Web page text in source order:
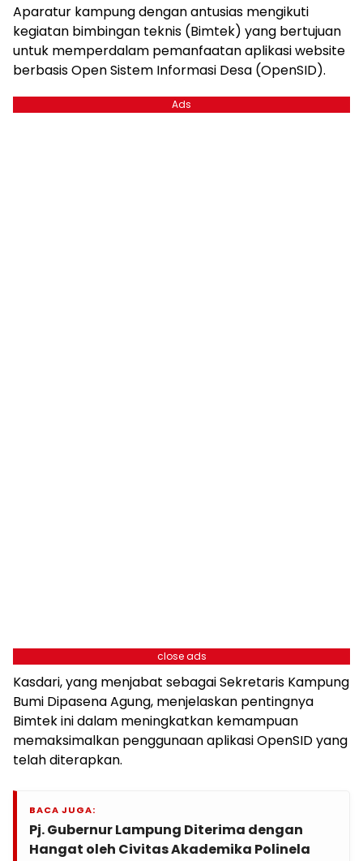
Aparatur kampung dengan antusias mengikuti
kegiatan bimbingan teknis (Bimtek) yang bertujuan
untuk memperdalam pemanfaatan aplikasi website
berbasis Open Sistem Informasi Desa (OpenSID).
Ads
close ads
Kasdari, yang menjabat sebagai Sekretaris Kampung
Bumi Dipasena Agung, menjelaskan pentingnya
Bimtek ini dalam meningkatkan kemampuan
memaksimalkan penggunaan aplikasi OpenSID yang
telah diterapkan.
BACA JUGA:
Pj. Gubernur Lampung Diterima dengan
Hangat oleh Civitas Akademika Polinela